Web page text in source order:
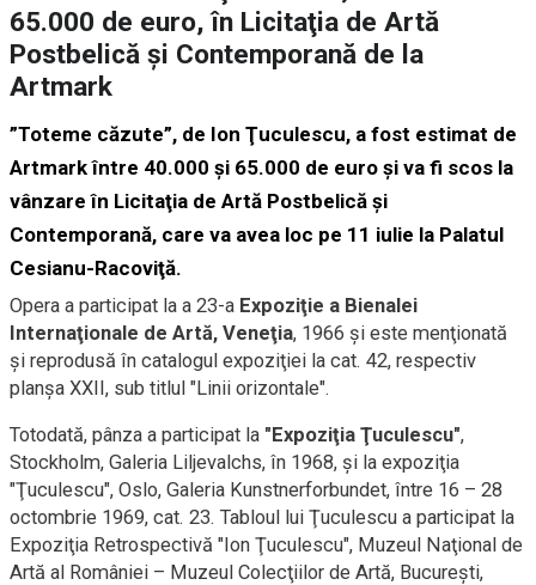
65.000 de euro, în Licitaţia de Artă
Postbelică şi Contemporană de la
Artmark
”Toteme căzute”, de Ion Ţuculescu, a fost estimat de
Artmark între 40.000 şi 65.000 de euro şi va fi scos la
vânzare în Licitaţia de Artă Postbelică şi
Contemporană, care va avea loc pe 11 iulie la Palatul
Cesianu-Racoviţă.
Opera a participat la a 23-a Expoziţie a Bienalei
Internaţionale de Artă, Veneţia, 1966 şi este menţionată
şi reprodusă în catalogul expoziţiei la cat. 42, respectiv
planşa XXII, sub titlul "Linii orizontale".
Totodată, pânza a participat la "Expoziţia Ţuculescu",
Stockholm, Galeria Liljevalchs, în 1968, şi la expoziţia
"Ţuculescu", Oslo, Galeria Kunstnerforbundet, între 16 – 28
octombrie 1969, cat. 23. Tabloul lui Ţuculescu a participat la
Expoziţia Retrospectivă "Ion Ţuculescu", Muzeul Naţional de
Artă al României – Muzeul Colecţiilor de Artă, Bucureşti,